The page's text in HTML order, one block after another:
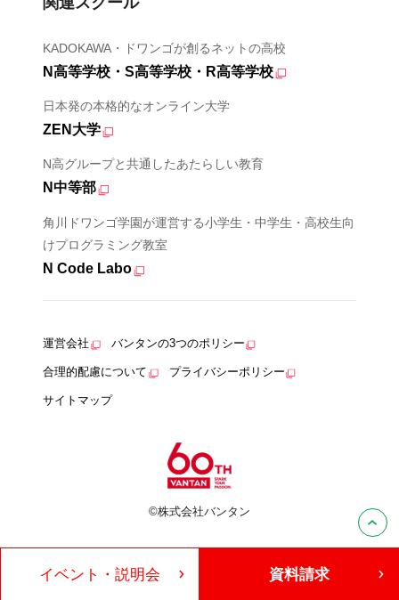
KADOKAWA・ドワンゴが創るネットの高校
N高等学校・S高等学校・R高等学校
日本発の本格的なオンライン大学
ZEN大学
N高グループと共通したあたらしい教育
N中等部
角川ドワンゴ学園が運営する小学生・中学生・高校生向
けプログラミング教室
N Code Labo
運営会社 バンタンの3つのポリシー
合理的配慮について プライバシーポリシー
サイトマップ
©株式会社バンタン
イベント・説明会 資料請求